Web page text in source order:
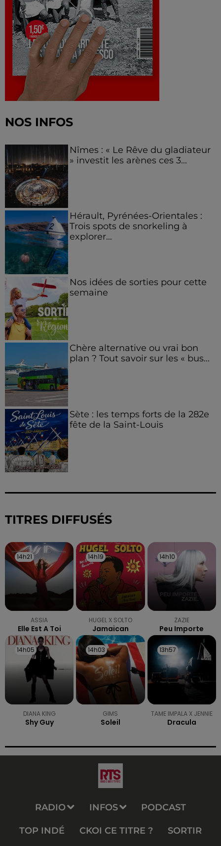
NOS INFOS
Nîmes : « Le Rêve du gladiateur
» investit les arènes ces 3...
Hérault, Pyrénées-Orientales :
Trois spots de snorkeling à
explorer...
Nos idées de sorties pour cette
semaine
Chère alternative ou vrai bon
plan ? Tout savoir sur les « bus...
Sète : les temps forts de la 282e
fête de la Saint-Louis
TITRES DIFFUSÉS
14h21
14h21
ASSIA
Elle Est A Toi
14h19
14h19
HUGEL X SOLTO
Jamaican
14h10
14h10
ZAZIE
Peu Importe
14h05
14h05
DIANA KING
Shy Guy
14h03
14h03
GIMS
Soleil
13h57
13h57
TAME IMPALA X JENNIE
Dracula
RADIO INFOS PODCAST
TOP INDÉ CKOI CE TITRE ? SORTIR